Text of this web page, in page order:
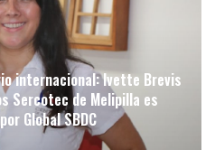
internacional: Ivette Brevis
Sercotec de Melipilla es
Global SBDC